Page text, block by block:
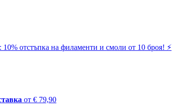
10% отстъпка на филаменти и смоли от 10 броя! ⚡️
от € 79,90